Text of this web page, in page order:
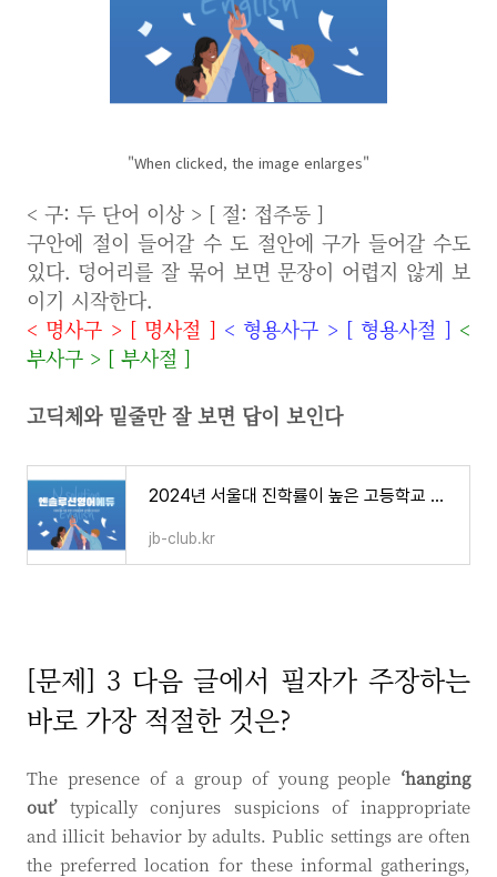
"When clicked, the image enlarges"
< 구: 두 단어 이상 > [ 절: 접주동 ]
구안에 절이 들어갈 수 도 절안에 구가 들어갈 수도
있다. 덩어리를 잘 묶어 보면 문장이 어렵지 않게 보
이기 시작한다.
< 명사구 > [ 명사절 ] < 형용사구 > [ 형용사절 ] <
부사구 > [ 부사절 ]
고딕체와 밑줄만 잘 보면 답이 보인다
2024년 서울대 진학률이 높은 고등학교 전국 37개 학교
jb-club.kr
[문제] 3 다음 글에서 필자가 주장하는
바로 가장 적절한 것은?
The presence of a group of young people ‘hanging
out’ typically conjures suspicions of inappropriate
and illicit behavior by adults. Public settings are often
the preferred location for these informal gatherings,